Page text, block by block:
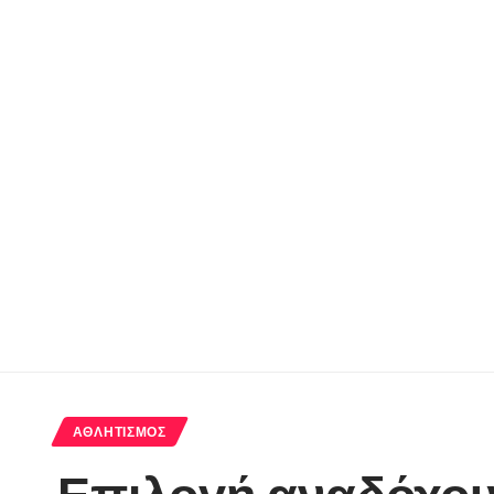
ΑΘΛΗΤΙΣΜΌΣ